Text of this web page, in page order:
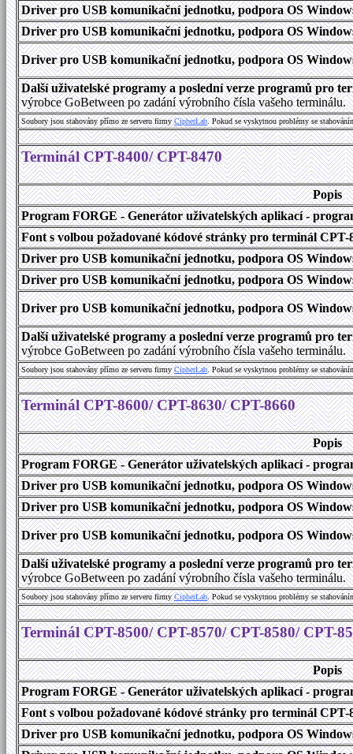
Driver pro USB komunikační jednotku, podpora OS
Driver pro USB komunikační jednotku, podpora OS
Driver pro USB komunikační jednotku, podpora OS
Další uživatelské programy a poslední verze programů pro
výrobce GoBetween po zadání výrobního čísla vašeho terminálu.
Soubory jsou stahovány přímo ze serveru firmyCipherLab. Pokud se vyskytnou problémy se
Terminál CPT-8400/ CPT-8470
Popis
Program FORGE - Generátor uživatelských aplikací -
Font s volbou požadované kódové stránky pro terminál
Driver pro USB komunikační jednotku, podpora OS
Driver pro USB komunikační jednotku, podpora OS
Driver pro USB komunikační jednotku, podpora OS
Další uživatelské programy a poslední verze programů pro
výrobce GoBetween po zadání výrobního čísla vašeho terminálu.
Soubory jsou stahovány přímo ze serveru firmyCipherLab. Pokud se vyskytnou problémy se
Terminál CPT-8600/ CPT-8630/ CPT-8660
Popis
Program FORGE - Generátor uživatelských aplikací -
Driver pro USB komunikační jednotku, podpora OS
Driver pro USB komunikační jednotku, podpora OS
Driver pro USB komunikační jednotku, podpora OS
Další uživatelské programy a poslední verze programů pro
výrobce GoBetween po zadání výrobního čísla vašeho terminálu.
Soubory jsou stahovány přímo ze serveru firmyCipherLab. Pokud se vyskytnou problémy se
Terminál CPT-8500/ CPT-8570/ CPT-8580/ CPT-
Popis
Program FORGE - Generátor uživatelských aplikací -
Font s volbou požadované kódové stránky pro terminál
Driver pro USB komunikační jednotku, podpora OS